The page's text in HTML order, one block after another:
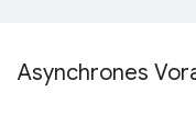
Asynchrones